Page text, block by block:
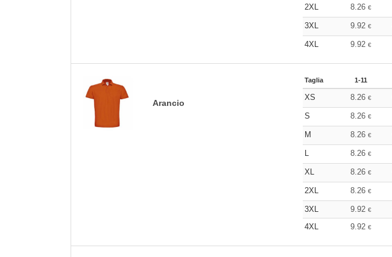
2XL 8.26 €
3XL 9.92 €
4XL 9.92 €
Arancio
Taglia 1-11
XS 8.26 €
S 8.26 €
M 8.26 €
L 8.26 €
XL 8.26 €
2XL 8.26 €
3XL 9.92 €
4XL
9.92 €